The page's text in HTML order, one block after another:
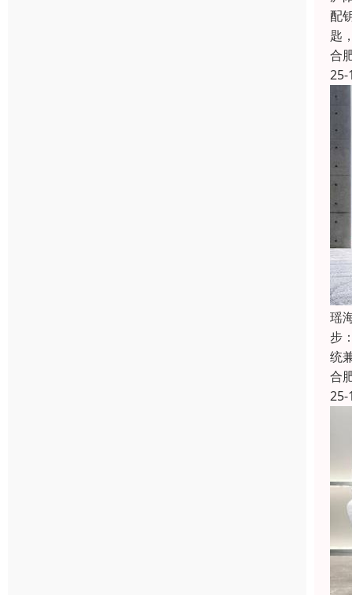
配
匙
合
25-
瑶
步
统
合
25-